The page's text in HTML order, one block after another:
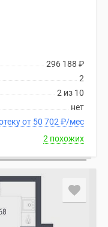
296 188 ₽
2
2 из 10
нет
В ипотеку от 50 702 ₽/мес
2 похожих